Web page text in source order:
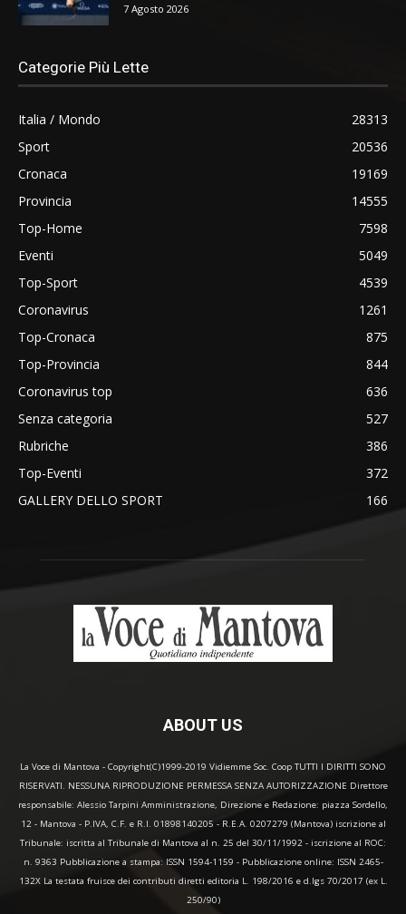
7 Agosto 2026
Categorie Più Lette
Italia / Mondo
28313
Sport
20536
Cronaca
19169
Provincia
14555
Top-Home
7598
Eventi
5049
Top-Sport
4539
Coronavirus
1261
Top-Cronaca
875
Top-Provincia
844
Coronavirus top
636
Senza categoria
527
Rubriche
386
Top-Eventi
372
GALLERY DELLO SPORT
166
ABOUT US
La Voce di Mantova - Copyright(C)1999-2019 Vidiemme Soc. Coop TUTTI I DIRITTI SONO
RISERVATI. NESSUNA RIPRODUZIONE PERMESSA SENZA AUTORIZZAZIONE Direttore
responsabile: Alessio Tarpini Amministrazione, Direzione e Redazione: piazza Sordello,
12 - Mantova - P.IVA, C.F. e R.I. 01898140205 - R.E.A. 0207279 (Mantova) iscrizione al
Tribunale: iscritta al Tribunale di Mantova al n. 25 del 30/11/1992 - iscrizione al ROC:
n. 9363 Pubblicazione a stampa: ISSN 1594-1159 - Pubblicazione online: ISSN 2465-
132X La testata fruisce dei contributi diretti editoria L. 198/2016 e d.lgs 70/2017 (ex L.
250/90)